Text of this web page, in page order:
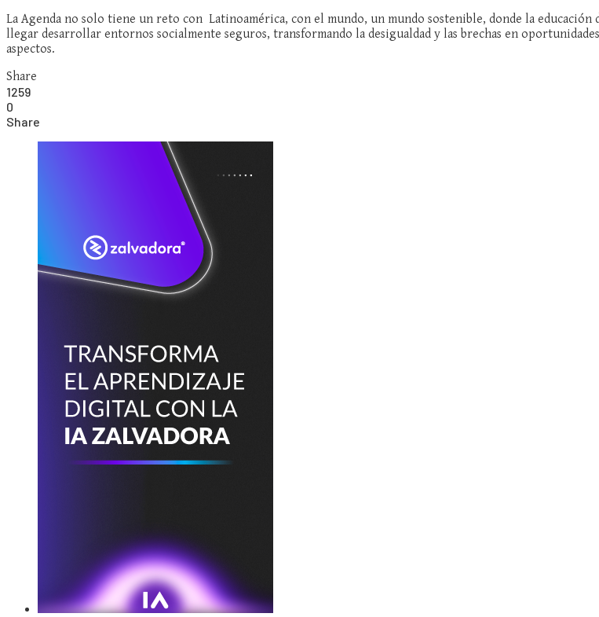
La Agenda no solo tiene un reto con Latinoamérica, con el mundo, un mundo sostenible, donde la
llegar desarrollar entornos socialmente seguros, transformando la desigualdad y las brechas en
aspectos.
Share
1259
0
Share